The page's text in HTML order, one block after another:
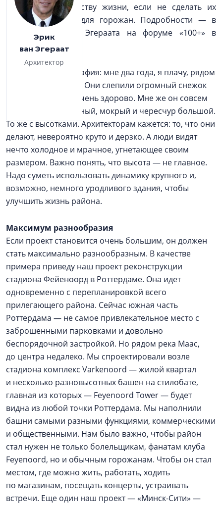
Эрик
ван Эгераат
Архитектор
добавляют к качеству жизни, если не сделать их
притягательными для горожан. Подробности — в
выступлении г‑на Эгераата на форуме «100+» в
Екатеринбурге.
У меня есть фотография: мне два года, я плачу, рядом
стоят брат и сестра. Они слепили огромный снежок
и думают, что это очень здорово. Мне же он совсем
не нравится: холодный, мокрый и чересчур большой.
То же с высотками. Архитекторам кажется: то, что они
делают, невероятно круто и дерзко. А люди видят
нечто холодное и мрачное, угнетающее своим
размером. Важно понять, что высота — не главное.
Надо суметь использовать динамику крупного и,
возможно, немного уродливого здания, чтобы
улучшить жизнь района.
Максимум разнообразия
Если проект становится очень большим, он должен
стать максимально разнообразным. В качестве
примера приведу наш проект реконструкции
стадиона Фейеноорд в Роттердаме. Она идет
одновременно с перепланировкой всего
прилегающего района. Сейчас южная часть
Роттердама — не самое привлекательное место c
заброшенными парковками и довольно
беспорядочной застройкой. Но рядом река Маас,
до центра недалеко. Мы спроектировали возле
стадиона комплекс Varkenoord — жилой квартал
и несколько разновысотных башен на стилобате,
главная из которых — Feyenoord Tower — будет
видна из любой точки Роттердама. Мы наполнили
башни самыми разными функциями, коммерческими
и общественными. Нам было важно, чтобы район
стал нужен не только болельщикам, фанатам клуба
Feyenoord, но и обычным горожанам. Чтобы он стал
местом, где можно жить, работать, ходить
по магазинам, посещать концерты, устраивать
встречи. Еще один наш проект — «Минск-Сити» —